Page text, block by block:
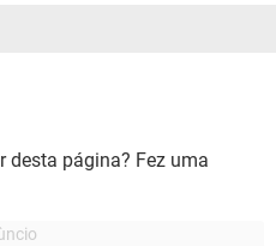
desta página? Fez uma